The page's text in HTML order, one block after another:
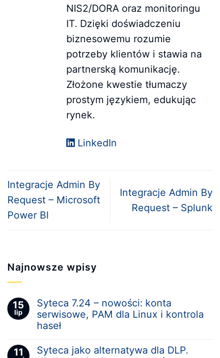
Najnowsze wpisy
15
lip
Syteca 7.24 – nowości: konta
serwisowe, PAM dla Linux i kontrola
haseł
11
Syteca jako alternatywa dla DLP.
NIS2/DORA oraz monitoringu
IT. Dzięki doświadczeniu
biznesowemu rozumie
potrzeby klientów i stawia na
partnerską komunikację.
Złożone kwestie tłumaczy
prostym językiem, edukując
rynek.
LinkedIn
Integracje Admin By
Request – Microsoft
Power BI
Integracje Admin By
Request – Splunk